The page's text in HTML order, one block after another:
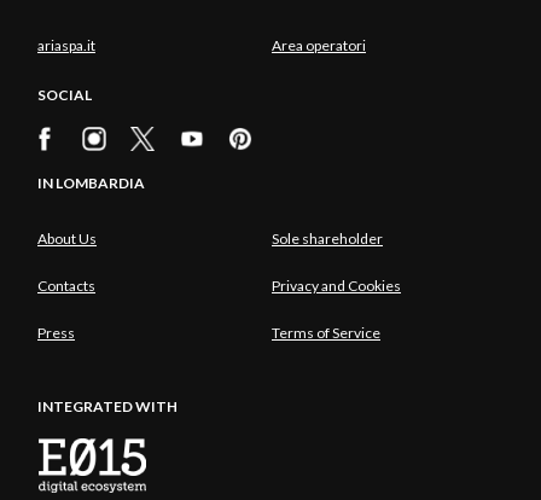
ariaspa.it Area operatori
SOCIAL
IN LOMBARDIA
About Us Sole shareholder
Contacts Privacy and Cookies
Press Terms of Service
INTEGRATED WITH